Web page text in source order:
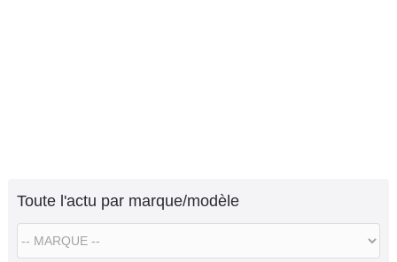
Toute l'actu par marque/modèle